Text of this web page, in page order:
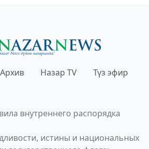
Архив Назар TV Түз эфир
внутреннего распорядка
истины и национальных